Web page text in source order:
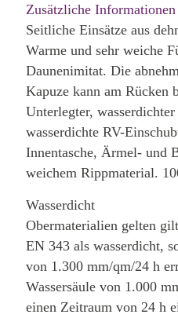
Zusätzliche Informationen
Seitliche Einsätze aus
Warme und sehr weiche
Daunenimitat. Die
Kapuze kann am Rücken
Unterlegter,
wasserdichte RV-
Innentasche, Ärmel- und
weichem Rippmaterial.
Wasserdicht
Obermaterialien gelten
EN 343 als wasserdicht,
von 1.300 mm/qm/24 h
Wassersäule von 1.000
einen Zeitraum von 24 h